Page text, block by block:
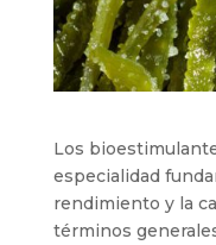
Los
especialidad
rendimiento y la
términos